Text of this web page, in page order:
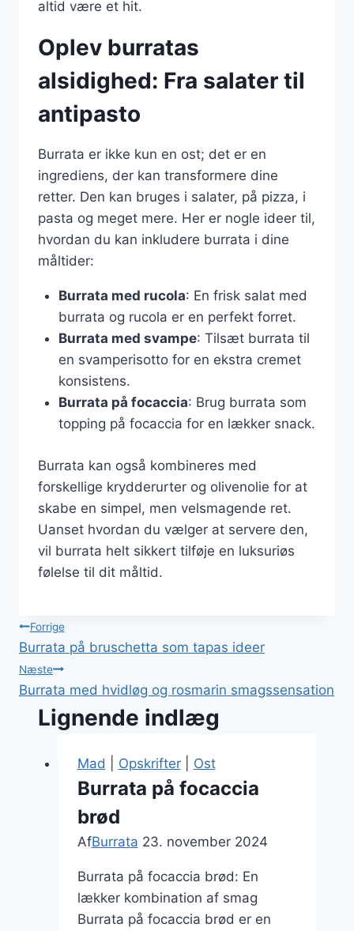
altid være et hit.
Oplev burratas
alsidighed: Fra salater til
antipasto
Burrata er ikke kun en ost; det er en
ingrediens, der kan transformere dine
retter. Den kan bruges i salater, på pizza, i
pasta og meget mere. Her er nogle ideer til,
hvordan du kan inkludere burrata i dine
måltider:
Burrata med rucola: En frisk salat med
burrata og rucola er en perfekt forret.
Burrata med svampe: Tilsæt burrata til
en svamperisotto for en ekstra cremet
konsistens.
Burrata på focaccia: Brug burrata som
topping på focaccia for en lækker snack.
Burrata kan også kombineres med
forskellige krydderurter og olivenolie for at
skabe en simpel, men velsmagende ret.
Uanset hvordan du vælger at servere den,
vil burrata helt sikkert tilføje en luksuriøs
følelse til dit måltid.
Indlægsnavigation
Forrige
Burrata på bruschetta som tapas ideer
Næste
Burrata med hvidløg og rosmarin smagssensation
Lignende indlæg
Mad Opskrifter| Ost
Burrata på focaccia
brød
AfBurrata 23. november 2024
Burrata på focaccia brød: En
lækker kombination af smag
Burrata på focaccia brød er en